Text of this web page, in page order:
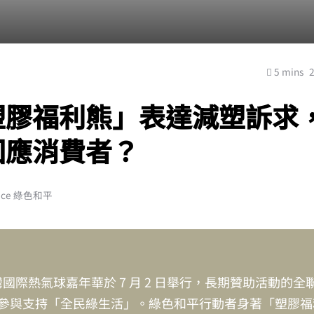
5 mins
福利熊」表達減塑訴求
消費者？
綠色和平
際熱氣球嘉年華於 7 月 2 日舉行，長期贊助活動的全
與支持「全民綠生活」。綠色和平行動者身著「塑膠